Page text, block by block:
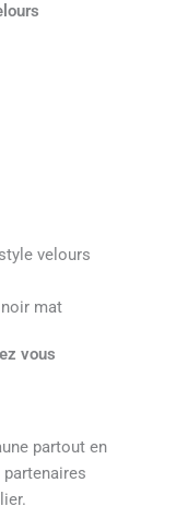
velours
mat
vous
partout en
partenaires